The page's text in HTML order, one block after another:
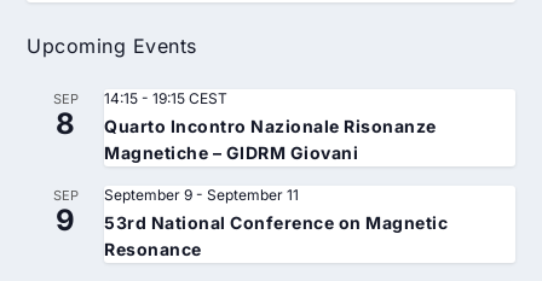
Upcoming Events
SEP
8
14:15 -19:15 CEST
Quarto Incontro Nazionale Risonanze
Magnetiche – GIDRM Giovani
SEP
9
September 9 -September 11
53rd National Conference on Magnetic
Resonance